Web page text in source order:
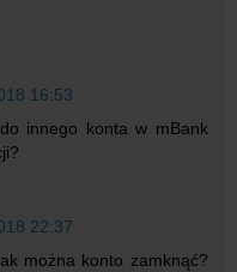
16:53
innego konta w mBank
22:37
można konto zamknąć?